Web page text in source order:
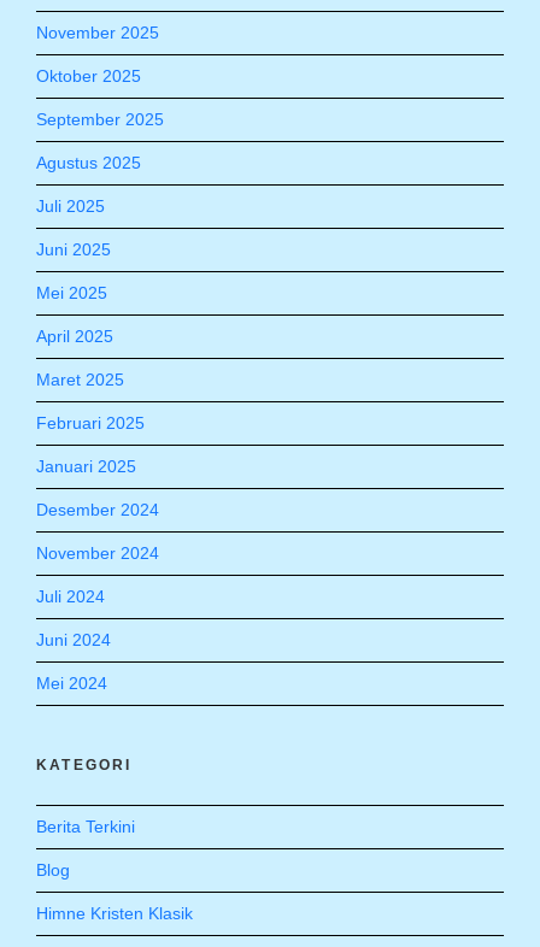
November 2025
Oktober 2025
September 2025
Agustus 2025
Juli 2025
Juni 2025
Mei 2025
April 2025
Maret 2025
Februari 2025
Januari 2025
Desember 2024
November 2024
Juli 2024
Juni 2024
Mei 2024
KATEGORI
Berita Terkini
Blog
Himne Kristen Klasik